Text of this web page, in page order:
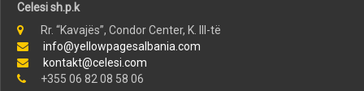
Celesi sh.p.k
Rr. “Kavajës”, Condor Center, K. III-të
info@yellowpagesalbania.com
kontakt@celesi.com
+355 06 82 08 58 06